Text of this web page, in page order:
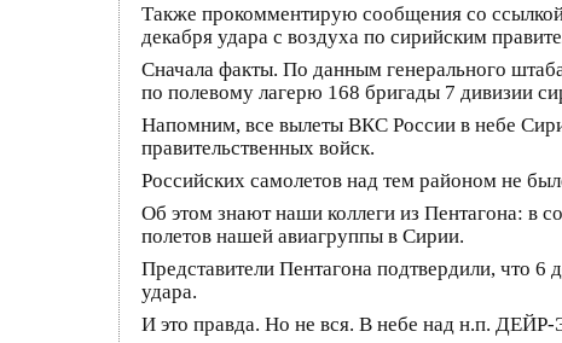
Также прокомментирую сообщения со
декабря удара с воздуха по сирийским
Сначала факты. По данным генерального
по полевому лагерю 168 бригады 7 дивизии
Напомним, все вылеты ВКС России в небе
правительственных войск.
Российских самолетов над тем районом не
Об этом знают наши коллеги из Пентагона: в
полетов нашей авиагруппы в Сирии.
Представители Пентагона подтвердили, что
удара.
И это правда. Но не вся. В небе над н.п. ДЕЙР-